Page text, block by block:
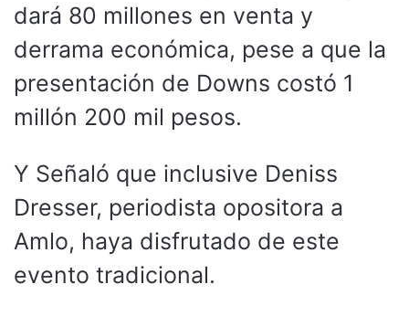
dará 80 millones en venta y
derrama económica, pese a que la
presentación de Downs costó 1
millón 200 mil pesos.
Y Señaló que inclusive Deniss
Dresser, periodista opositora a
Amlo, haya disfrutado de este
evento tradicional.